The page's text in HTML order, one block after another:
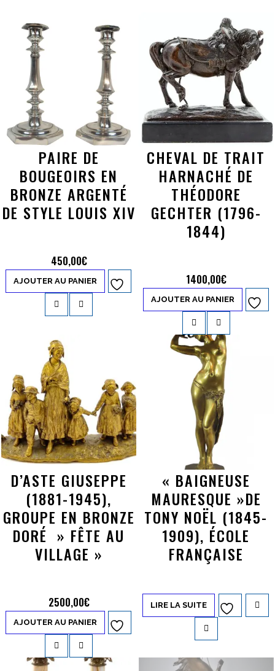
PAIRE DE
BOUGEOIRS EN
BRONZE ARGENTÉ
DE STYLE LOUIS XIV
450,00€
AJOUTER AU PANIER
CHEVAL DE TRAIT
HARNACHÉ DE
THÉODORE
GECHTER (1796-
1844)
1400,00€
AJOUTER AU PANIER
D’ASTE GIUSEPPE
(1881-1945),
GROUPE EN BRONZE
DORÉ » FÊTE AU
VILLAGE »
2500,00€
AJOUTER AU PANIER
« BAIGNEUSE
MAURESQUE »DE
TONY NOËL (1845-
1909), ÉCOLE
FRANÇAISE
LIRE LA SUITE